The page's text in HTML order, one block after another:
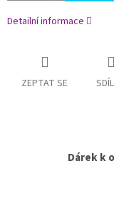
Detailní informace
ZEPTAT SE
Dárek k